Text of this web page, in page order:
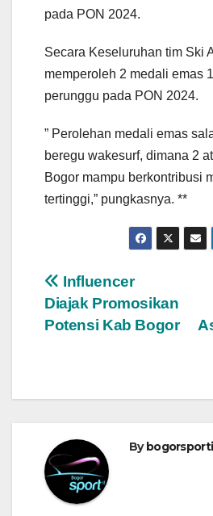
pada PON 2024.
Secara Keseluruhan tim Ski
memperoleh 2 medali emas
perunggu pada PON 2024.
” Perolehan medali emas
beregu wakesurf, dimana 2
Bogor mampu berkontribusi
tertinggi,” pungkasnya. **
Navigasi
pos
Influencer
Diajak Promosikan
Potensi Kab Bogor
By